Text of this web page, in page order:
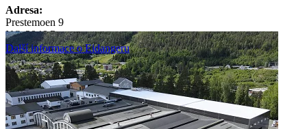
Adresa:
Prestemoen 9
NO-3946 Porsgrunn
Další informace o Eidangeru